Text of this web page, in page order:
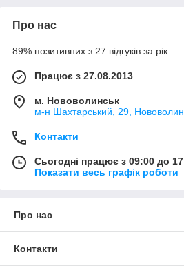
Про нас
89% позитивних з 27 відгуків за рік
Працює з 27.08.2013
м. Нововолинськ
м-н Шахтарський, 29,
Контакти
Сьогодні працює з 09:00 до
Показати весь графік роботи
Про нас
Контакти